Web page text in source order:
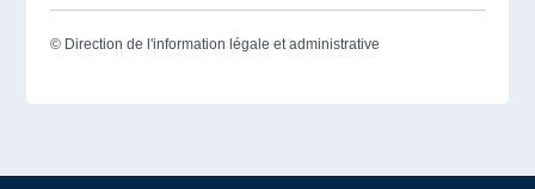
© Direction de l'information légale et administrative